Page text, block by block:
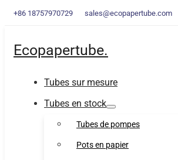
+86 18757970729 sales@ecopapertube.com
Ecopapertube.
Tubes sur mesure
Tubes en stock
Tubes de pompes
Pots en papier